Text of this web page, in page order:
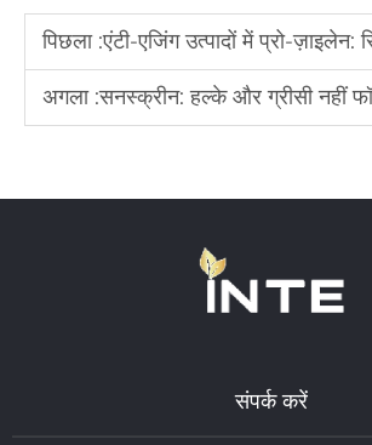
पिछला :एंटी-एजिंग उत्पादों में प्रो-ज़ाइलेन:
अगला :सनस्क्रीन: हल्के और ग्रीसी नहीं
संपर्क करें